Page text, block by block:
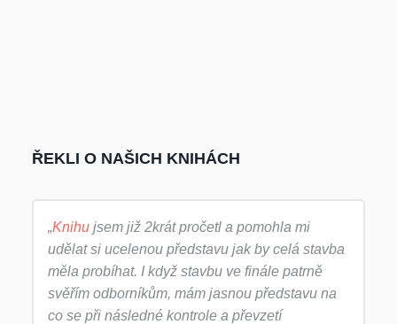
ŘEKLI O NAŠICH KNIHÁCH
„Knihu jsem již 2krát pročetl a pomohla mi
udělat si ucelenou představu jak by celá stavba
měla probíhat. I když stavbu ve finále patrně
svěřím odborníkům, mám jasnou představu na
co se při následné kontrole a převzetí